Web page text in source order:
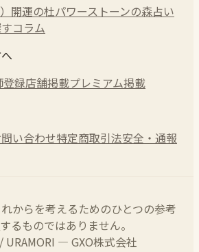
開運の杜パワーストーンの森占い
コラム
登録店舗掲載プレミアム掲載
い合わせ特定商取引法安全・通報
からを考えるためのひとつの参考
るものではありません。
— GXO株式会社